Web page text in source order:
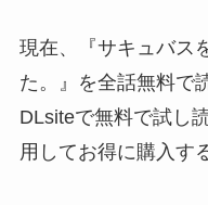
現在、『サキュバス
た。』を全話無料で
DLsiteで無料で試し
用してお得に購入す